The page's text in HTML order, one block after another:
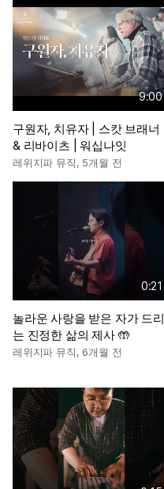
9:00
구원자, 치유자 | 스캇 브래너
& 리바이츠 | 워십나잇
레위지파 뮤직, 5개월 전
0:21
놀라운 사랑을 받은 자가 드리
는 진정한 삶의 제사 🤲
레위지파 뮤직, 6개월 전